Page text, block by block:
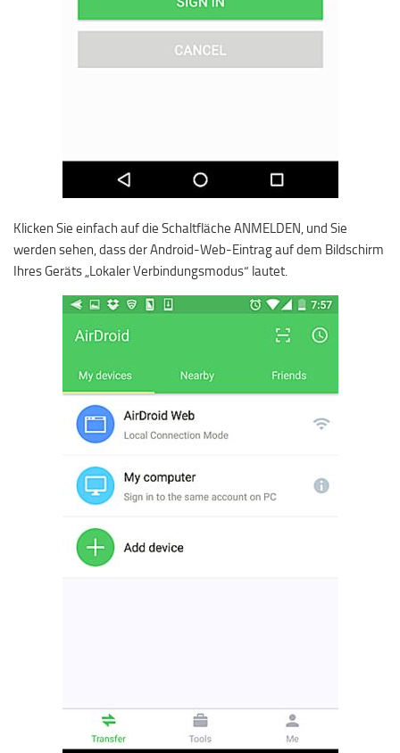
Klicken Sie einfach auf die Schaltfläche ANMELDEN, und Sie
werden sehen, dass der Android-Web-Eintrag auf dem Bildschirm
Ihres Geräts „Lokaler Verbindungsmodus“ lautet.